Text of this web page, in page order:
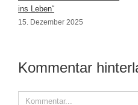
ins Leben“
15. Dezember 2025
Kommentar